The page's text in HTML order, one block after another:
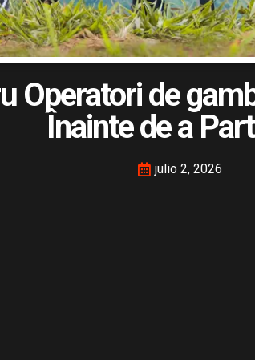
Operatori de
Înainte de a
julio 2, 2026